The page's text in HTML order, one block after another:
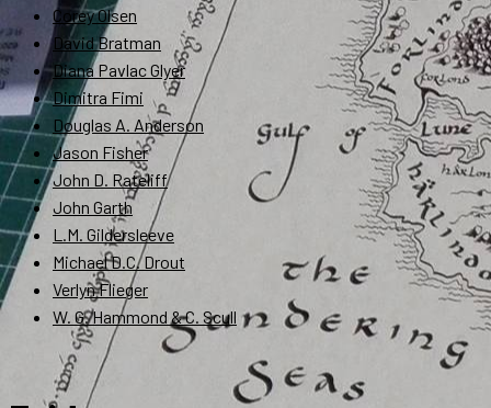
Corey Olsen
David Bratman
Diana Pavlac Glyer
Dimitra Fimi
Douglas A. Anderson
Jason Fisher
John D. Rateliff
John Garth
L.M. Gildersleeve
Michael D.C. Drout
Verlyn Flieger
W. G. Hammond & C. Scull